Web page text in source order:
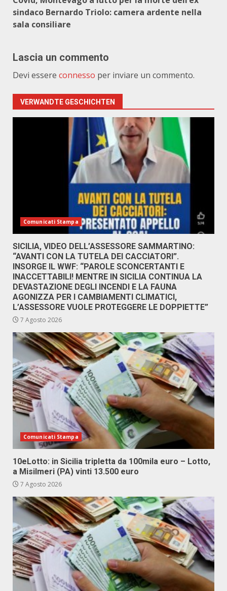
sindaco Bernardo Triolo: camera ardente nella
sala consiliare
Lascia un commento
Devi essere connesso per inviare un commento.
VERWANDTE GESCHICHTEN
Comunicati Stampa
SICILIA, VIDEO DELL’ASSESSORE SAMMARTINO:
“AVANTI CON LA TUTELA DEI CACCIATORI”.
INSORGE IL WWF: “PAROLE SCONCERTANTI E
INACCETTABILI! MENTRE IN SICILIA CONTINUA LA
DEVASTAZIONE DEGLI INCENDI E LA FAUNA
AGONIZZA PER I CAMBIAMENTI CLIMATICI,
L’ASSESSORE VUOLE PROTEGGERE LE DOPPIETTE”
7 Agosto 2026
Comunicati Stampa
10eLotto: in Sicilia tripletta da 100mila euro – Lotto,
a Misilmeri (PA) vinti 13.500 euro
7 Agosto 2026